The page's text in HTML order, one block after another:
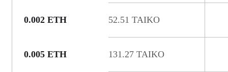
0.002 ETH 52.51 TAIKO
0.005 ETH 131.27 TAIKO